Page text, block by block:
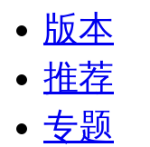
版本
推荐
专题